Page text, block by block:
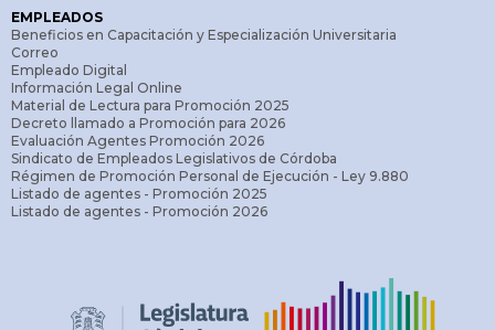
EMPLEADOS
Beneficios en Capacitación y Especialización Universitaria
Correo
Empleado Digital
Información Legal Online
Material de Lectura para Promoción 2025
Decreto llamado a Promoción para 2026
Evaluación Agentes Promoción 2026
Sindicato de Empleados Legislativos de Córdoba
Régimen de Promoción Personal de Ejecución - Ley 9.880
Listado de agentes - Promoción 2025
Listado de agentes - Promoción 2026